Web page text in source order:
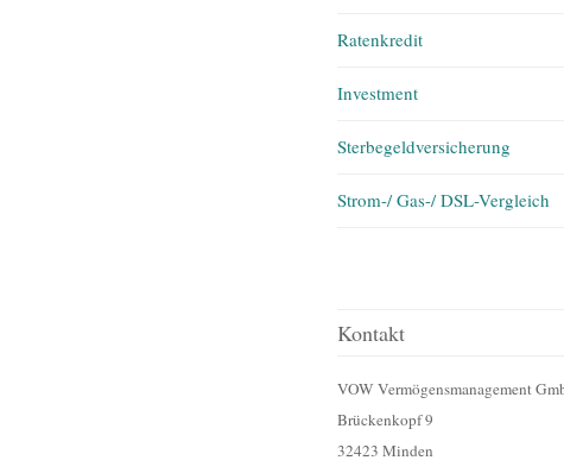
Ratenkredit
Investment
Sterbegeldversicherung
Strom-/ Gas-/ DSL-Vergleich
Kontakt
VOW Vermögensmanagement
Brückenkopf 9
32423 Minden